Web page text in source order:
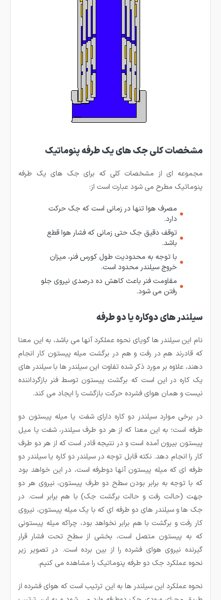
مشخصات کلی جک های یک طرفه پنوماتیک
مجموعه ای از مشخصات کلی که برای جک های یک طرفه
پنوماتیک مطرح می شود عبارت است از:
مصرف هوا تنها در زمانی است که جک حرکت
دارد.
توقف دقیق جک حتی زمانی که فشار هوا قطع
باشد.
با توجه به محدودیت طول کورس فنر، میزان
خروج سیلندر محدود است.
مقاومت فنر باعث کاهش ده درصدی نیروی جلو
رفتن می شود.
سیلندر های دوکاره یا دو طرفه
نام این سیلندر ها گویای نحوه عملکرد آنها می باشد، به این معنا
که قادرند هم در رفت و هم در برگشت میله پیستون کار انجام
دهند، علاوه بر مورد ذکر شده تفاوت این سیلندر ها با سیلندر های
یک کاره در این است که برگشت پیستون توسط فنر بازگرداننده
نیست و همان هوای فشرده حرکت بازگشت را ایجاد می کند.
در برخی موارد سیلندر دو کاره دارای شفت یا میله پیستون دو
طرفه است؛ به این معنا که از هر دو طرف سیلندر، شفت یا میل
پیستون بیرون آمده است و در نتیجه قادر است که از هر دو طرف
کار را انجام دهد. نکته قابل توجه در سیلندر دو کاره یا سیلندر دو
طرفه ای که میله پیستون آنها دوطرفه است، در این خواهد بود
که با توجه به برابر بودن سطح دو طرف پیستون، نیروی هر دو
جهت (حالت رفت و حالت برگشت جک) با هم برابر است. در
جک ها و سیلندر های دو طرفه ای که با یک میله پیستون، نیروی
کار رفت و برگشت با هم برابر نخواهد بود، چراکه میله پیستونی
که به پیستون متصل است، بخشی از سطح تحت فشار قرار
گیرنده نیروی هوای فشرده را از بین برده است. در تصویر زیر
نحوه عملکرد جک دو طرفه پنوماتیک را مشاهده می کنیم.
نحوه عملکرد این سیلندر ها به این ترتیب است که هوای فشرده از